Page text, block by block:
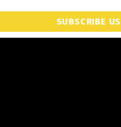
SUBSCRIBE US